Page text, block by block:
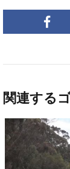
関連する